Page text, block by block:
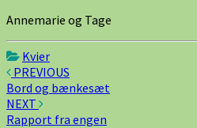
Annemarie og Tage
Kvier
Post
navigation
PREVIOUS
Bord og bænkesæt
NEXT
Rapport fra engen